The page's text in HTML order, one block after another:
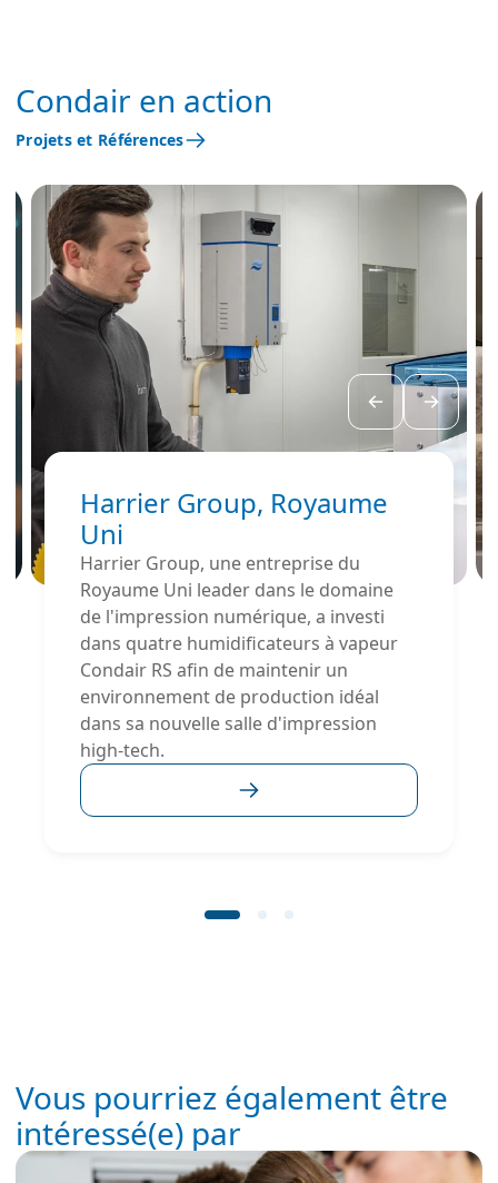
Condair en action
Projets et Références
Harrier Group, Royaume
Uni
Harrier Group, une entreprise du
Royaume Uni leader dans le domaine
de l'impression numérique, a investi
dans quatre humidificateurs à vapeur
Condair RS afin de maintenir un
environnement de production idéal
dans sa nouvelle salle d'impression
high-tech.
Vous pourriez également être
intéressé(e) par